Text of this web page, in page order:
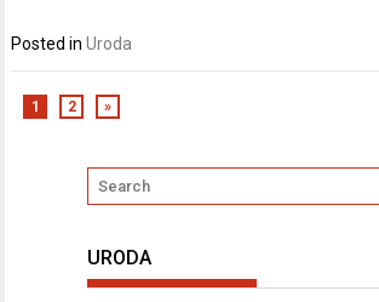
Posted inUroda
1 2 »
URODA